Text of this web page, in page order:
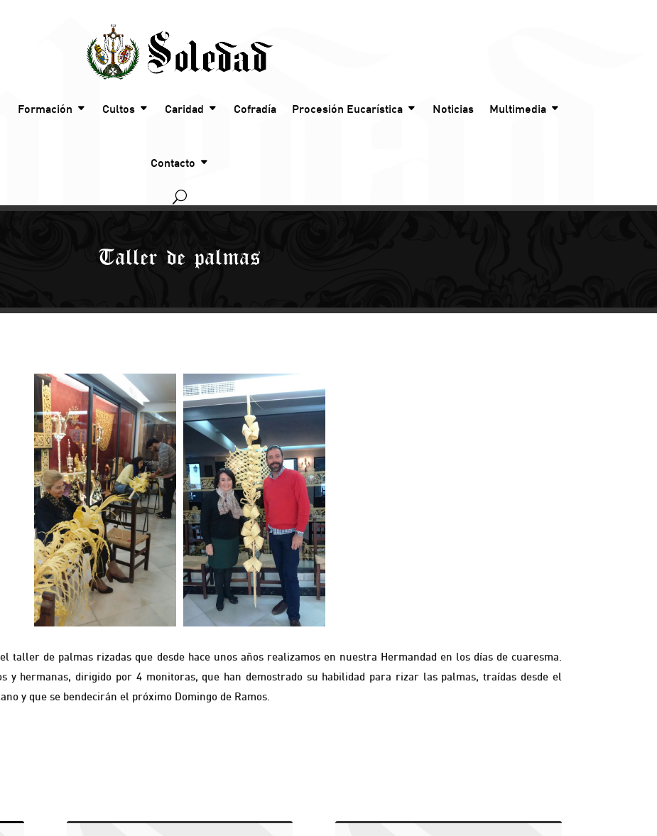
Formación Cultos Caridad Cofradía Procesión Eucarística Noticias Multimedia
Contacto
Taller de palmas
taller de palmas rizadas que desde hace unos años realizamos en nuestra Hermandad en los días de cuaresma.
y hermanas, dirigido por 4 monitoras, que han demostrado su habilidad para rizar las palmas, traídas desde el
y que se bendecirán el próximo Domingo de Ramos.